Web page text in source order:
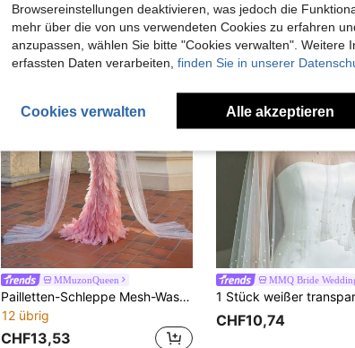
MMuzonQueen
Pailletten-Schleppe Mesh-Wasserärmel Brautkleid Accessoire abnehmbare Ärmelüberzug
12 übrig
CHF13,53
CHF10,74
Browsereinstellungen deaktivieren, was jedoch die
mehr über die von uns verwendeten Cookies zu erfahren
anzupassen, wählen Sie bitte "Cookies verwalten". Weitere
erfassten Daten verarbeiten, finden Sie in unserer
Cookies verwalten Alle akzeptieren